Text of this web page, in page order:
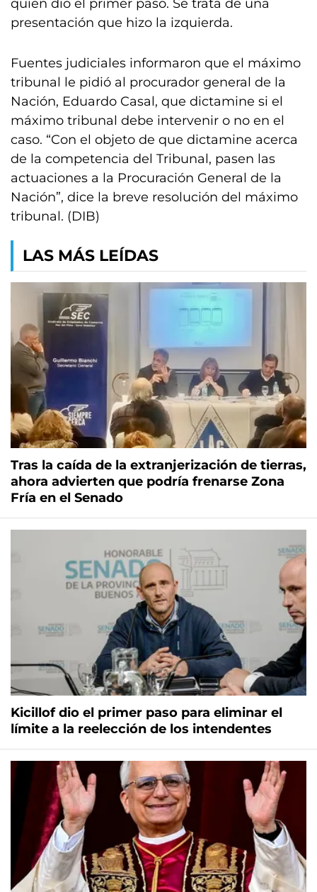
quien dio el primer paso. Se trata de una
presentación que hizo la izquierda.
Fuentes judiciales informaron que el máximo
tribunal le pidió al procurador general de la
Nación, Eduardo Casal, que dictamine si el
máximo tribunal debe intervenir o no en el
caso. “Con el objeto de que dictamine acerca
de la competencia del Tribunal, pasen las
actuaciones a la Procuración General de la
Nación”, dice la breve resolución del máximo
tribunal. (DIB)
LAS MÁS LEÍDAS
Tras la caída de la extranjerización de tierras,
ahora advierten que podría frenarse Zona
Fría en el Senado
Kicillof dio el primer paso para eliminar el
límite a la reelección de los intendentes